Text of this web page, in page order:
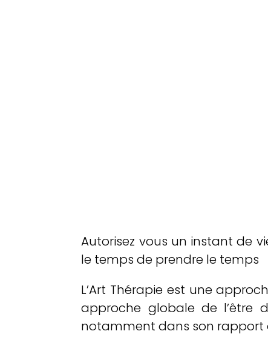
Autorisez vous un instant de
le temps de prendre le temps
L’Art Thérapie est une
approche globale de l’être
notamment dans son rapport